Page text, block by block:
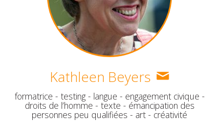
Kathleen Beyers
formatrice - testing - langue - engagement civique -
droits de l’homme - texte - émancipation des
personnes peu qualifiées - art - créativité